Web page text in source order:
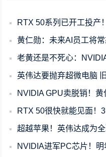
RTX 50系列已开工投产！
黄仁勋：未来AI员工将
老黄还是不死心：NVIDIA
英伟达要抛弃超微电脑 旧订
NVIDIA GPU卖脱销！黄仁勋要求SK
RTX 50很快就能见面！
超越苹果！英伟达成为
NVIDIA进军PC芯片！明年推出Arm